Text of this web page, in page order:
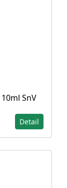
SnV
Detail